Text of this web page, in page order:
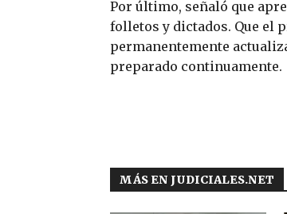
Por último, señaló que
folletos y dictados. Que el
permanentemente
preparado continuamente.
MÁS EN JUDICIALES.NET